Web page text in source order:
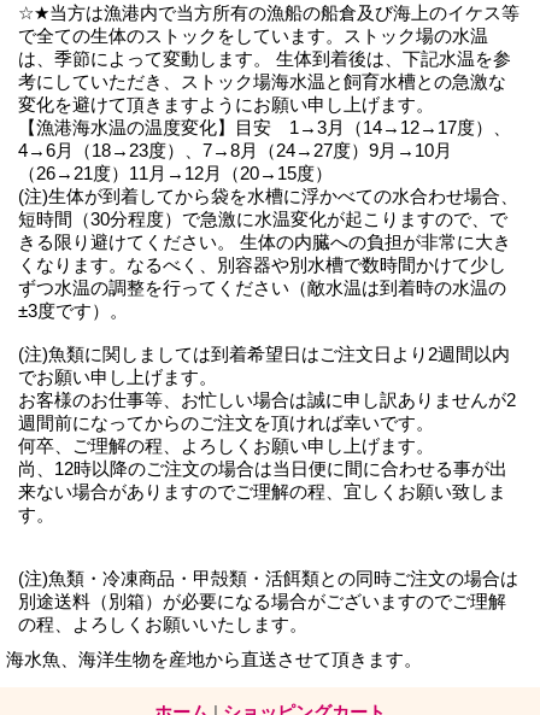
☆★当方は漁港内で当方所有の漁船の船倉及び海上のイケス等
で全ての生体のストックをしています。ストック場の水温
は、季節によって変動します。 生体到着後は、下記水温を参
考にしていただき、ストック場海水温と飼育水槽との急激な
変化を避けて頂きますようにお願い申し上げます。
【漁港海水温の温度変化】目安 1→3月（14→12→17度）、
4→6月（18→23度）、7→8月（24→27度）9月→10月
（26→21度）11月→12月（20→15度）
(注)生体が到着してから袋を水槽に浮かべての水合わせ場合、
短時間（30分程度）で急激に水温変化が起こりますので、で
きる限り避けてください。 生体の内臓への負担が非常に大き
くなります。なるべく、別容器や別水槽で数時間かけて少し
ずつ水温の調整を行ってください（敵水温は到着時の水温の
±3度です）。
(注)魚類に関しましては到着希望日はご注文日より2週間以内
でお願い申し上げます。
お客様のお仕事等、お忙しい場合は誠に申し訳ありませんが2
週間前になってからのご注文を頂ければ幸いです。
何卒、ご理解の程、よろしくお願い申し上げます。
尚、12時以降のご注文の場合は当日便に間に合わせる事が出
来ない場合がありますのでご理解の程、宜しくお願い致しま
す。
(注)魚類・冷凍商品・甲殻類・活餌類との同時ご注文の場合は
別途送料（別箱）が必要になる場合がございますのでご理解
の程、よろしくお願いいたします。
海水魚、海洋生物を産地から直送させて頂きます。